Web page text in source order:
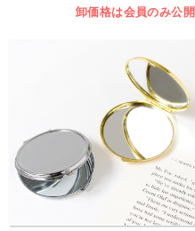
卸価格は会員のみ公開